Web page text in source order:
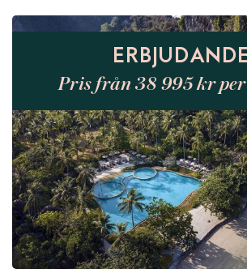
Pris från 38 995 kr per